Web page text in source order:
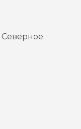
Северное